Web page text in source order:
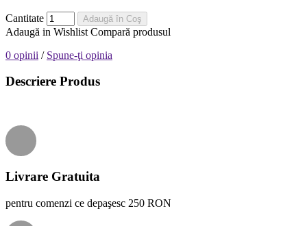
Cantitate Adaugă în Coş
Adaugă in Wishlist Compară produsul
0 opinii / Spune-ţi opinia
Descriere Produs
Livrare Gratuita
pentru comenzi ce depaşesc 250 RON